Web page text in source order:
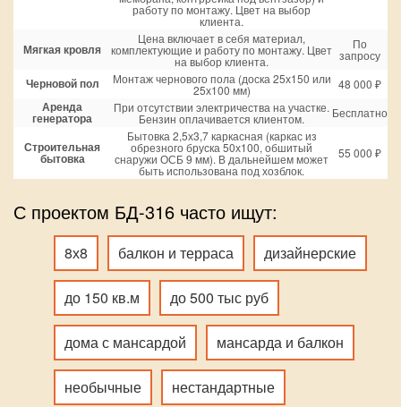
работу по монтажу. Цвет на выбор
клиента.
Мягкая кровля
Цена включает в себя материал,
комплектующие и работу по монтажу. Цвет
на выбор клиента.
По
запросу
Черновой пол Монтаж чернового пола (доска 25х150 или
25х100 мм) 48 000 ₽
Аренда
генератора
При отсутствии электричества на участке.
Бензин оплачивается клиентом. Бесплатно
Строительная
бытовка
Бытовка 2,5х3,7 каркасная (каркас из
обрезного бруска 50х100, обшитый
снаружи ОСБ 9 мм). В дальнейшем может
быть использована под хозблок.
55 000 ₽
С проектом БД-316 часто ищут:
8х8 балкон и терраса дизайнерские
до 150 кв.м до 500 тыс руб
дома с мансардой мансарда и балкон
необычные нестандартные